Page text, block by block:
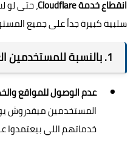
انقطاع خدمة Cloudflare
، حتى لو
سلبية كبيرة جداً على جميع
1. بالنسبة للمستخدمين العاديين:
عدم الوصول للمواقع
المستخدمين ميقدروش
خدماتهم اللي بيعتمدوا